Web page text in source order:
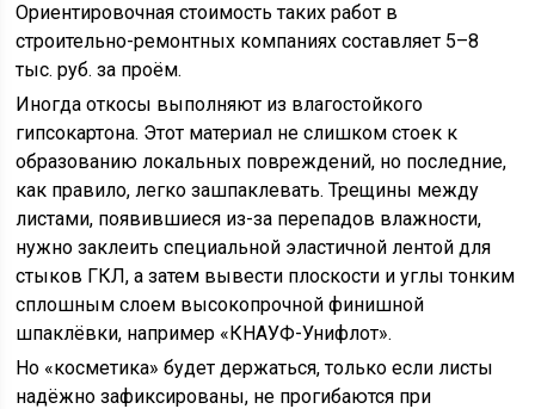
Ориентировочная стоимость таких работ в
строительно-ремонтных компаниях составляет 5–8
тыс. руб. за проём.
Иногда откосы выполняют из влагостойкого
гипсокартона. Этот материал не слишком стоек к
образованию локальных повреждений, но последние,
как правило, легко зашпаклевать. Трещины между
листами, появившиеся из-за перепадов влажности,
нужно заклеить специальной эластичной лентой для
стыков ГКЛ, а затем вывести плоскости и углы тонким
сплошным слоем высокопрочной финишной
шпаклёвки, например «КНАУФ-Унифлот».
Но «косметика» будет держаться, только если листы
надёжно зафиксированы, не прогибаются при